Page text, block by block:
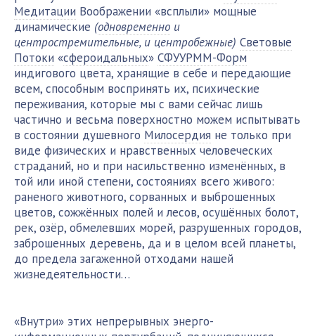
Медитации Воображении «всплыли» мощные
динамические (одновременно и
центростремительные, и центробежные) Световые
Потоки «сфероидальных» СФУУРММ-Форм
индигового цвета, хранящие в себе и передающие
всем, способным воспринять их, психические
переживания, которые мы с вами сейчас лишь
частично и весьма поверхностно можем испытывать
в состоянии душевного Милосердия не только при
виде физических и нравственных человеческих
страданий, но и при насильственно изменённых, в
той или иной степени, состояниях всего живого:
раненого животного, сорванных и выброшенных
цветов, сожжённых полей и лесов, осушённых болот,
рек, озёр, обмелевших морей, разрушенных городов,
заброшенных деревень, да и в целом всей планеты,
до предела загаженной отходами нашей
жизнедеятельности…
«Внутри» этих непрерывных энерго-